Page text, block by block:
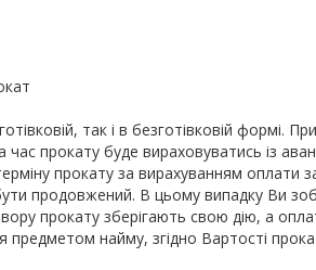
так і в безготівковій формі.
прокату буде вираховуватись із
прокату за вирахуванням оплати
продовжений. В цьому випадку Ви
прокату зберігають свою дію, а
предметом найму, згідно ­­Вартості